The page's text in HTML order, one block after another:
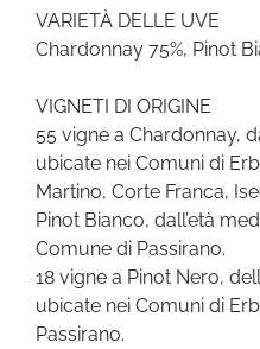
VARIETÀ DELLE UVE
Chardonnay 75%, Pinot
VIGNETI DI ORIGINE
55 vigne a Chardonnay,
ubicate nei Comuni di
Martino, Corte Franca,
Pinot Bianco, dall’età
Comune di Passirano.
18 vigne a Pinot Nero,
ubicate nei Comuni di
Passirano.